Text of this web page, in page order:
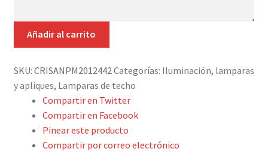
¿Quiénes somos?
Contacto
cantidad
Añadir al carrito
SKU: CRISANPM2012442Categorías: Iluminación, lamparas
y apliques, Lamparas de techo
Compartir en Twitter
Compartir en Facebook
Pinear este producto
Compartir por correo electrónico